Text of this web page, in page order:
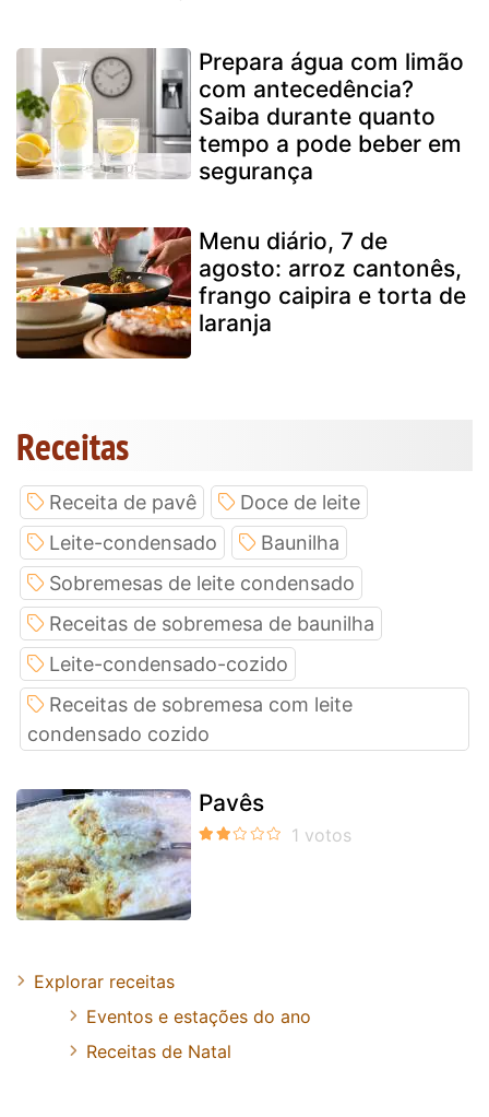
Prepara água com limão
com antecedência?
Saiba durante quanto
tempo a pode beber em
segurança
Menu diário, 7 de
agosto: arroz cantonês,
frango caipira e torta de
laranja
Receitas
Receita de pavê
Doce de leite
Leite-condensado
Baunilha
Sobremesas de leite condensado
Receitas de sobremesa de baunilha
Leite-condensado-cozido
Receitas de sobremesa com leite
condensado cozido
Pavês
Explorar receitas
Eventos e estações do ano
Receitas de Natal